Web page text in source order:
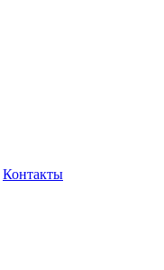
Контакты